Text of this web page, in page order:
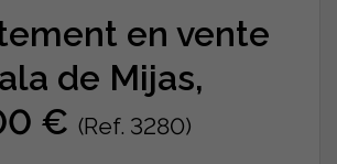
en vente
de Mijas,
€ (Ref. 3280)